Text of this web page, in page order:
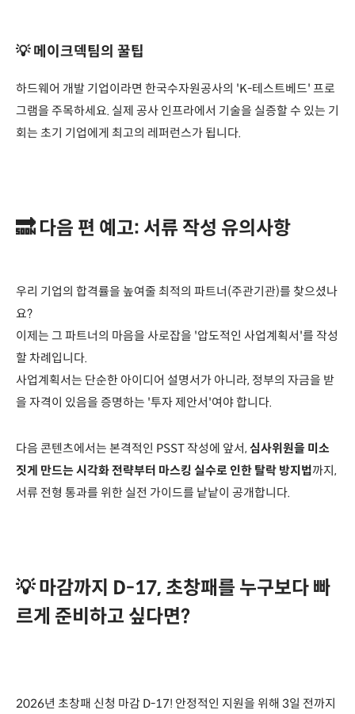
💡 메이크덱팀의 꿀팁
하드웨어 개발 기업이라면 한국수자원공사의 'K-테스트베드' 프로
그램을 주목하세요. 실제 공사 인프라에서 기술을 실증할 수 있는 기
회는 초기 기업에게 최고의 레퍼런스가 됩니다.
🔜 다음 편 예고: 서류 작성 유의사항
우리 기업의 합격률을 높여줄 최적의 파트너(주관기관)를 찾으셨나
요?
이제는 그 파트너의 마음을 사로잡을 '압도적인 사업계획서'를 작성
할 차례입니다.
사업계획서는 단순한 아이디어 설명서가 아니라, 정부의 자금을 받
을 자격이 있음을 증명하는 '투자 제안서'여야 합니다.
다음 콘텐츠에서는 본격적인 PSST 작성에 앞서, 심사위원을 미소
짓게 만드는 시각화 전략부터 마스킹 실수로 인한 탈락 방지법까지,
서류 전형 통과를 위한 실전 가이드를 낱낱이 공개합니다.
💡 마감까지 D-17, 초창패를 누구보다 빠
르게 준비하고 싶다면?
2026년 초창패 신청 마감 D-17! 안정적인 지원을 위해 3일 전까지